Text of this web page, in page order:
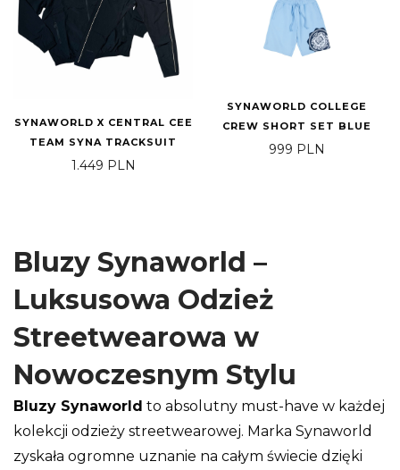
SYNAWORLD X CENTRAL CEE
TEAM SYNA TRACKSUIT
1.449 PLN
SYNAWORLD COLLEGE
CREW SHORT SET BLUE
999 PLN
Bluzy Synaworld –
Luksusowa Odzież
Streetwearowa w
Nowoczesnym Stylu
Bluzy Synaworld to absolutny must-have w każdej
kolekcji odzieży streetwearowej. Marka Synaworld
zyskała ogromne uznanie na całym świecie dzięki